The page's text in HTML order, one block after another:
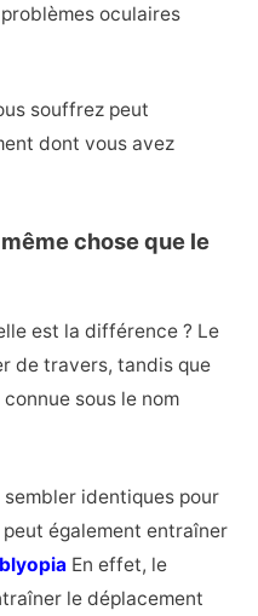
oculaires
souffrez peut
dont vous avez
chose que le
est la différence ? Le
de travers, tandis que
sous le nom
identiques pour
également entraîner
En effet, le
le déplacement